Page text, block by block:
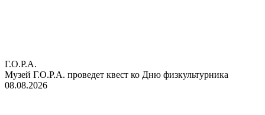
Г.О.Р.А.
Музей Г.О.Р.А. проведет квест ко Дню физкультурника
08.08.2026